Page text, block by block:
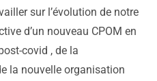
sur l’évolution de notre
d’un nouveau CPOM en
covid , de la
la nouvelle organisation